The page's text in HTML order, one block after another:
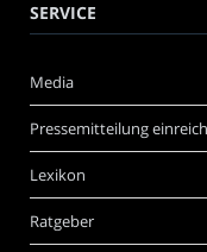
SERVICE
Media
Pressemitteilung
Lexikon
Ratgeber